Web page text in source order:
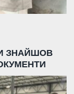
ЗНАЙШОВ